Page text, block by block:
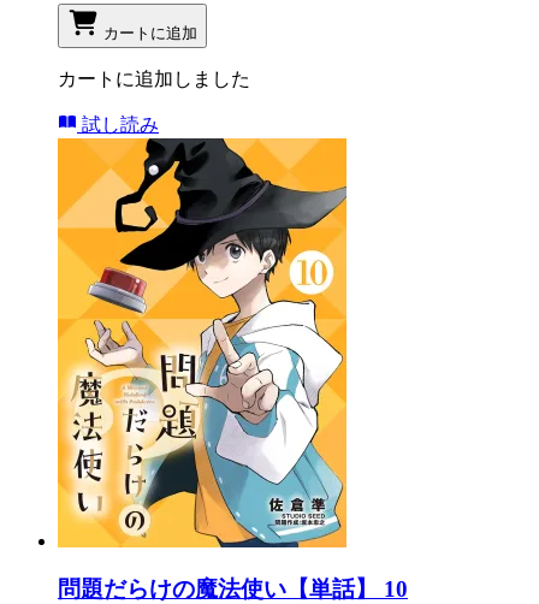
カートに追加
カートに追加しました
試し読み
問題だらけの魔法使い【単話】 10